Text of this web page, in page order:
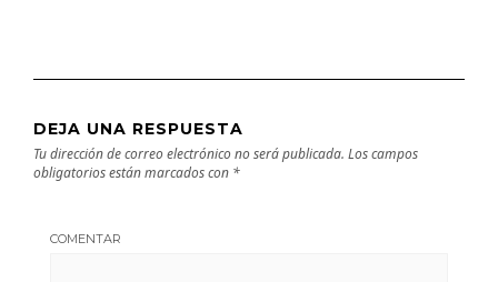
DEJA UNA RESPUESTA
Tu dirección de correo electrónico no será publicada. Los campos
obligatorios están marcados con *
COMENTAR